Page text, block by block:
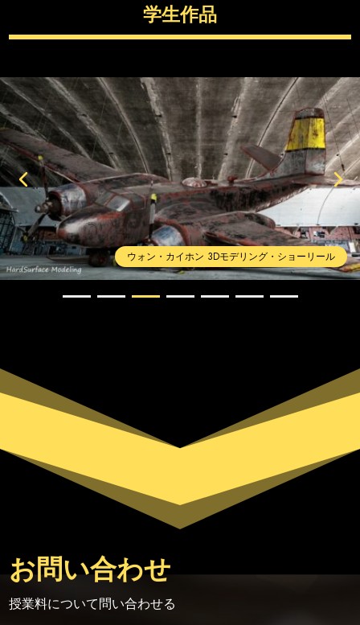
学生作品
ウォン・カイホン 3Dモデリング・ショーリール
お問い合わせ
授業料について問い合わせる